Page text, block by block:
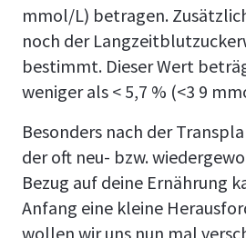
mmol/L) betragen.
noch der
bestimmt. Dieser Wert
weniger als < 5,7 % (<3 9
Besonders nach der
der oft neu- bzw.
Bezug auf deine Ernährung
Anfang eine kleine
wollen wir uns nun mal